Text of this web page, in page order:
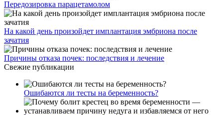
Передозировка парацетамолом
На какой день произойдет имплантация эмбриона после
зачатия
Причины отказа почек: последствия и лечение
Свежие публикации
Ошибаются ли тесты на беременность?